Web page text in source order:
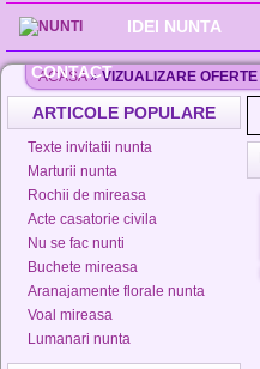
IDEI NUNTA
CONTACT
ACASA»VIZUALIZARE OFERTE
ARTICOLE POPULARE
Texte invitatii nunta
Marturii nunta
Rochii de mireasa
Acte casatorie civila
Nu se fac nunti
Buchete mireasa
Aranajamente florale nunta
Voal mireasa
Lumanari nunta